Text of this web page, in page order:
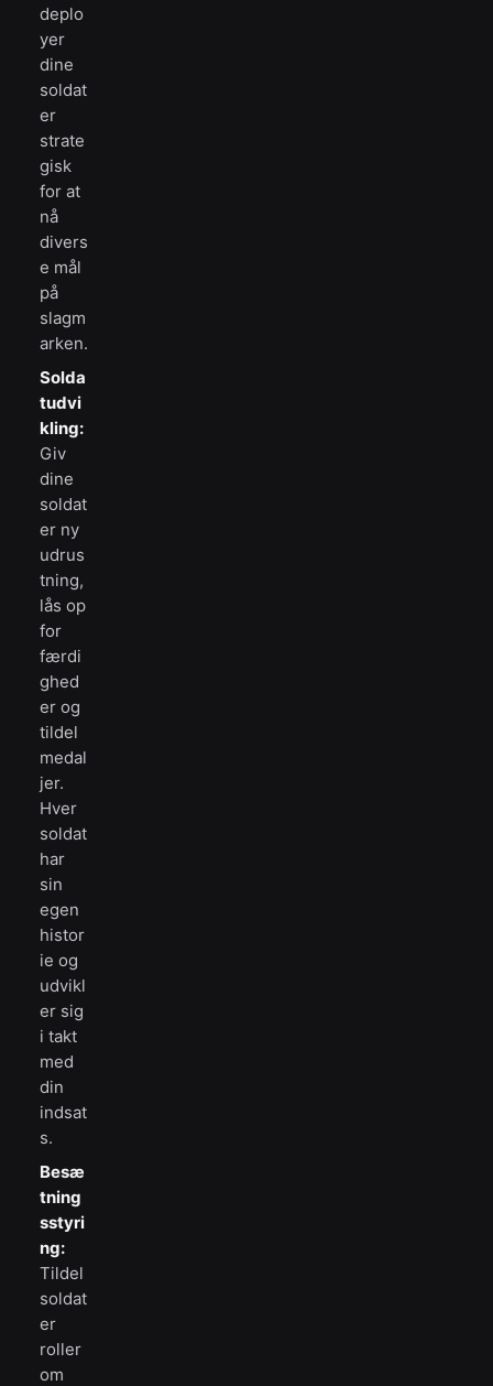
deplo
yer
dine
soldat
er
strate
gisk
for at
nå
divers
e mål
på
slagm
arken.
Solda
tudvi
kling:
Giv
dine
soldat
er ny
udrus
tning,
lås op
for
færdi
ghed
er og
tildel
medal
jer.
Hver
soldat
har
sin
egen
histor
ie og
udvikl
er sig
i takt
med
din
indsat
s.
Besæ
tning
sstyri
ng:
Tildel
soldat
er
roller
om